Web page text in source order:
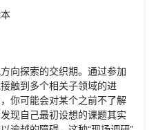
向探索的交织期。通过参加
触到多个相关子领域的进
你可能会对某个之前不了解
现自己最初设想的课题其实